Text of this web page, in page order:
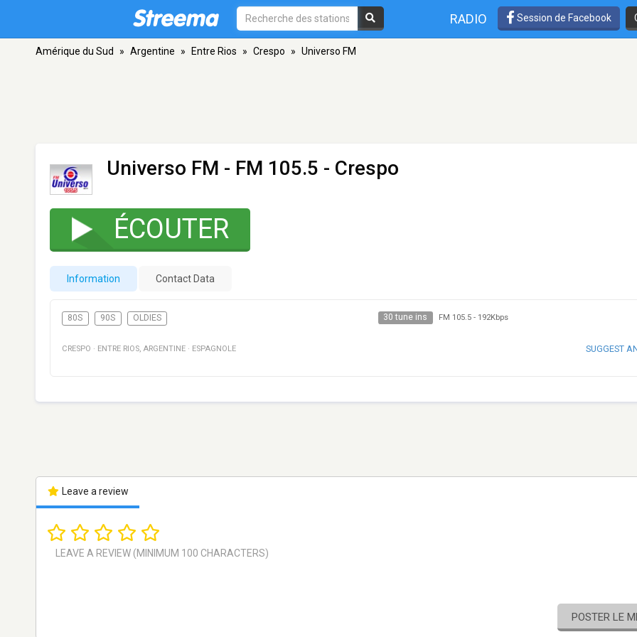
RADIO Session de Facebook
Amérique du Sud » Argentine » Entre Rios » Crespo » Universo FM
Universo FM - FM 105.5 - Crespo
ÉCOUTER
Information Contact Data
80S 90S OLDIES 30 tune ins FM 105.5- 192Kbps
CRESPO · ENTRE RIOS, ARGENTINE · ESPAGNOLE SUGGEST
Leave a review
POSTER LE